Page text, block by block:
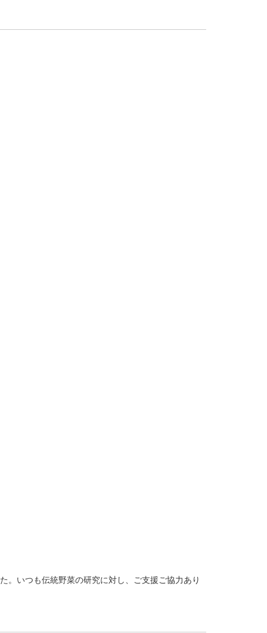
いつも伝統野菜の研究に対し、ご支援ご協力あり